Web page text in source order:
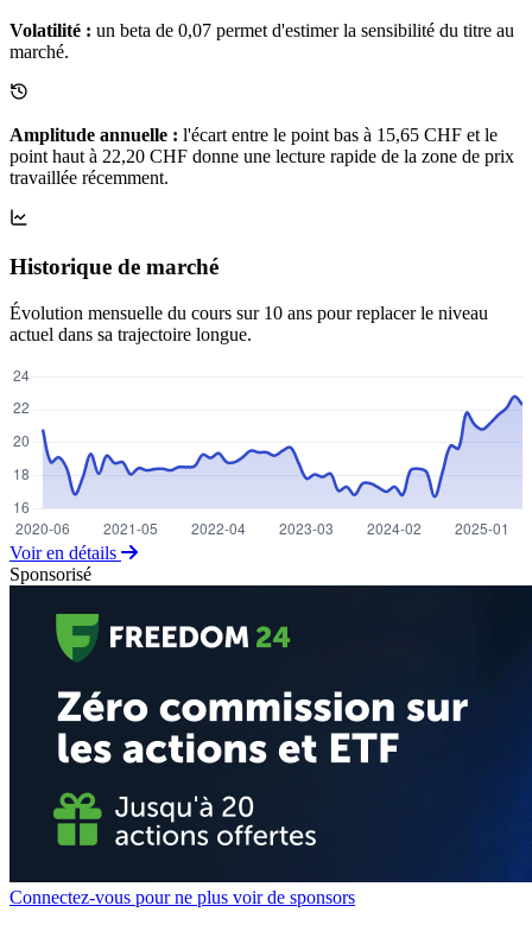
Volatilité : un beta de 0,07 permet d'estimer la sensibilité du titre au
marché.
Amplitude annuelle : l'écart entre le point bas à 15,65 CHF et le
point haut à 22,20 CHF donne une lecture rapide de la zone de prix
travaillée récemment.
Historique de marché
Évolution mensuelle du cours sur 10 ans pour replacer le niveau
actuel dans sa trajectoire longue.
Voir en détails
Sponsorisé
Connectez-vous pour ne plus voir de sponsors